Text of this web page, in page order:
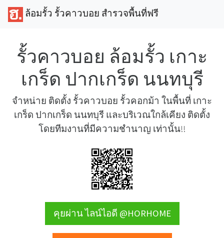
ล้อมรั้ว รั้วคาวบอย สำรวจพื้นที่ฟรี
รั้วคาวบอย ล้อมรั้ว เกาะ
เกร็ด ปากเกร็ด นนทบุรี
จำหน่าย ติดตั้ง รั้วคาวบอย รั้วคอกม้า ในพื้นที่ เกาะ
เกร็ด ปากเกร็ด นนทบุรี และบริเวณใกล้เคียง ติดตั้ง
โดยทีมงานที่มีความชำนาญ เท่านั้น!!
คุยผ่าน ไลน์ไอดี @HORHOME